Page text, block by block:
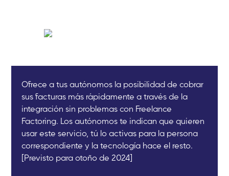
Ofrece a tus autónomos la posibilidad de cobrar
sus facturas más rápidamente a través de la
integración sin problemas con Freelance
Factoring. Los autónomos te indican que quieren
usar este servicio, tú lo activas para la persona
correspondiente y la tecnología hace el resto.
[Previsto para otoño de 2024]